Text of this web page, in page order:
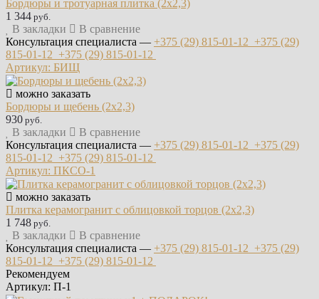
Бордюры и тротуарная плитка (2х2,3)
1 344 руб.
В закладки
В сравнение
Консультация специалиста — +375 (29) 815-01-12 +375 (29)
815-01-12 +375 (29) 815-01-12
Артикул: БИЩ
можно заказать
Бордюры и щебень (2х2,3)
930 руб.
В закладки
В сравнение
Консультация специалиста — +375 (29) 815-01-12 +375 (29)
815-01-12 +375 (29) 815-01-12
Артикул: ПКСО-1
можно заказать
Плитка керамогранит с облицовкой торцов (2х2,3)
1 748 руб.
В закладки
В сравнение
Консультация специалиста — +375 (29) 815-01-12 +375 (29)
815-01-12 +375 (29) 815-01-12
Рекомендуем
Артикул: П-1